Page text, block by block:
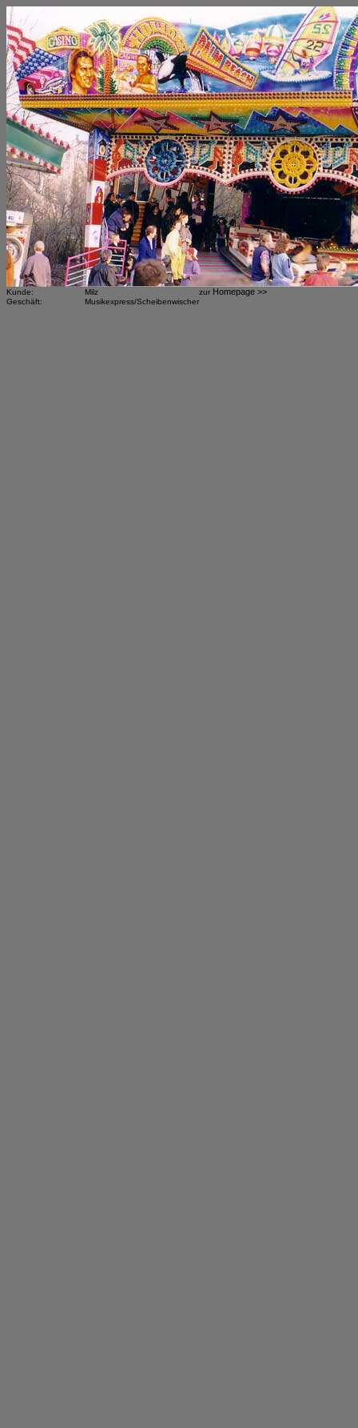
Kunde: Milz zur Homepage >>
Geschäft: Musikexpress/Scheibenwischer